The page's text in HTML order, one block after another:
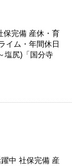
保完備 産休・育
イム・年間休日
塩尻)「国分寺
中 社保完備 産